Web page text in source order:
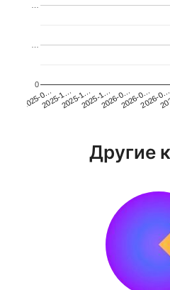
2025-0…2025-1…2025-1…2025-1…2026-0…2026-0…2026-
0
…
…
Другие